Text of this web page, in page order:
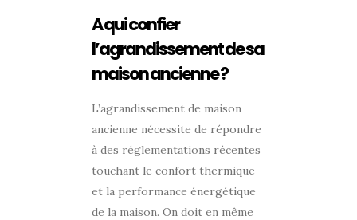
A qui confier
l’agrandissement de sa
maison ancienne ?
L’agrandissement de maison
ancienne nécessite de répondre
à des réglementations récentes
touchant le confort thermique
et la performance énergétique
de la maison. On doit en même